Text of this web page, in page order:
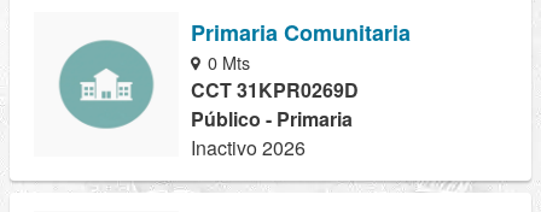
Primaria Comunitaria
0 Mts
CCT 31KPR0269D
Público - Primaria
Inactivo 2026